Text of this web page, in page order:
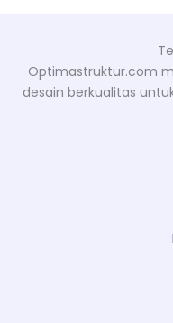
Optimastruktur.com
desain berkualitas